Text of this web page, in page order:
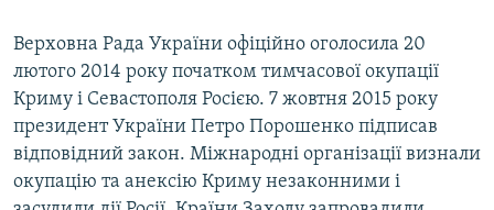
Верховна Рада України офіційно оголосила 20
лютого 2014 року початком тимчасової окупації
Криму і Севастополя Росією. 7 жовтня 2015 року
президент України Петро Порошенко підписав
відповідний закон. Міжнародні організації визнали
окупацію та анексію Криму незаконними і